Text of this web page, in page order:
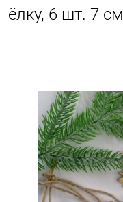
ёлку, 6 шт. 7 см